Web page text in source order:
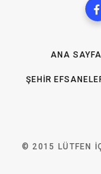
ANA SAYFA
ŞEHIR
© 2015 LÜTFEN